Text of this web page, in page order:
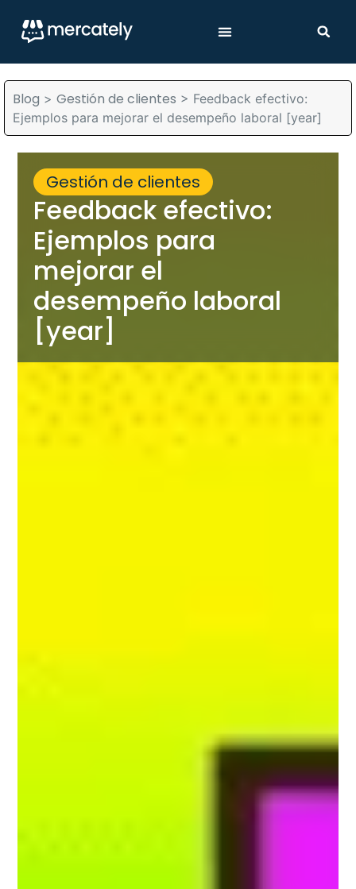
Blog > Gestión de clientes > Feedback efectivo:
Ejemplos para mejorar el desempeño laboral [year]
Gestión de clientes
Feedback efectivo:
Ejemplos para
mejorar el
desempeño laboral
[year]